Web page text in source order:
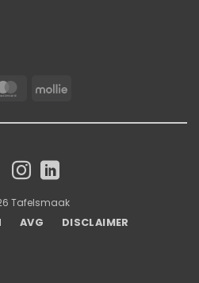
MasterCard
Mollie
Tafelsmaak
AVG DISCLAIMER